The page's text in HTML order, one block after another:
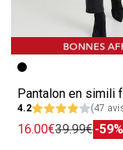
Image précédente
Image suivante
Pantalon en simili
4.2 (47
16.00€39.99€-59%